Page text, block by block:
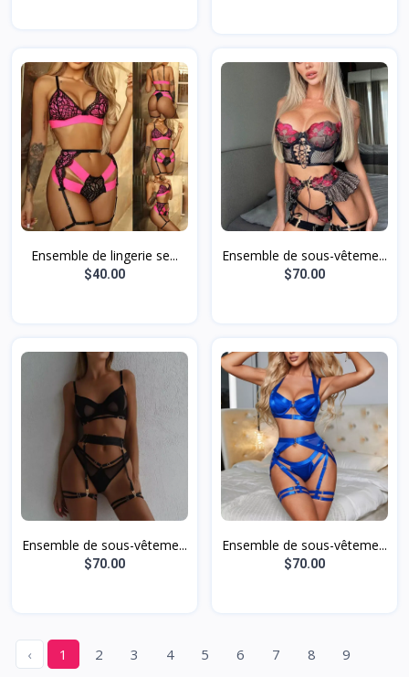
Ensemble de lingerie se...
$40.00
Ensemble de sous-vêteme...
$70.00
Ensemble de sous-vêteme...
$70.00
Ensemble de sous-vêteme...
$70.00
‹ 1 2 3 4 5 6 7 8
9